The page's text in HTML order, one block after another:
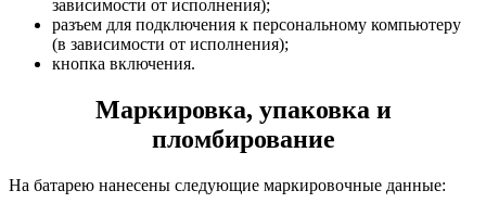
зависимости от исполнения);
разъем для подключения к персональному компьютеру
(в зависимости от исполнения);
кнопка включения.
Маркировка, упаковка и
пломбирование
На батарею нанесены следующие маркировочные данные: